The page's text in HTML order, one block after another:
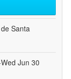
Santa
Jun 30